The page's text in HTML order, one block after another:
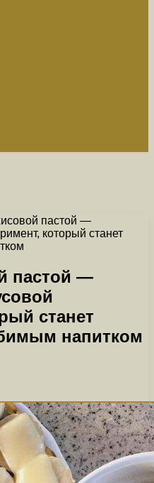
пастой —
который станет
пастой —
станет
напитком